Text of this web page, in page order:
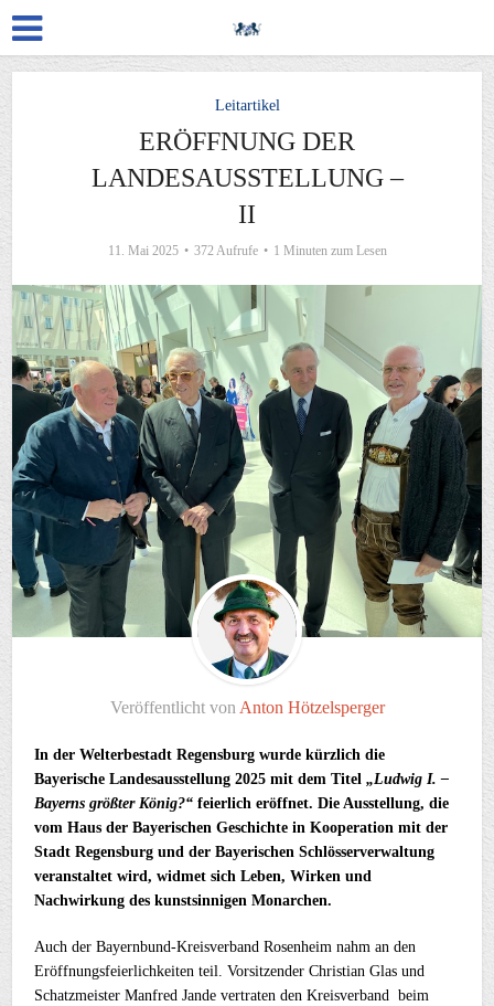
Leitartikel
ERÖFFNUNG DER
LANDESAUSSTELLUNG –
II
11. Mai 2025 372 Aufrufe 1 Minuten zum Lesen
Veröffentlicht von Anton Hötzelsperger
In der Welterbestadt Regensburg wurde kürzlich die
Bayerische Landesausstellung 2025 mit dem Titel„Ludwig I. –
Bayerns größter König?“ feierlich eröffnet. Die Ausstellung, die
vom Haus der Bayerischen Geschichte in Kooperation mit der
Stadt Regensburg und der Bayerischen Schlösserverwaltung
veranstaltet wird, widmet sich Leben, Wirken und
Nachwirkung des kunstsinnigen Monarchen.
Auch der Bayernbund-Kreisverband Rosenheim nahm an den
Eröffnungsfeierlichkeiten teil. Vorsitzender Christian Glas und
Schatzmeister Manfred Jande vertraten den Kreisverband beim